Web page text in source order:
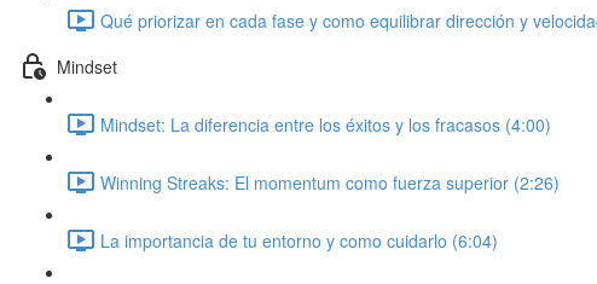
Qué priorizar en cada fase y como equilibrar dirección y
Mindset
Mindset: La diferencia entre los éxitos y los fracasos (4:00)
Winning Streaks: El momentum como fuerza superior (2:26)
La importancia de tu entorno y como cuidarlo (6:04)